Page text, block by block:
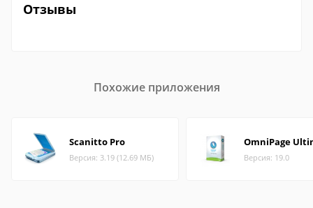
Отзывы
Похожие приложения
Scanitto Pro
Версия: 3.19 (12.69 МБ)
OmniPage
Версия: 19.0